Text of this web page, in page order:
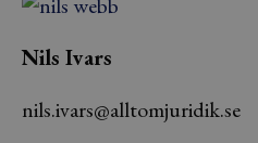
Nils Ivars
nils.ivars@alltomjuridik.se